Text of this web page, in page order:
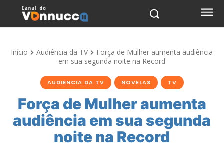
Início Audiência da TV
Força de Mulher aumenta audiência
em sua segunda noite na Record
AUDIÊNCIA DA TV NOVELAS TV
Força de Mulher aumenta
audiência em sua segunda
noite na Record